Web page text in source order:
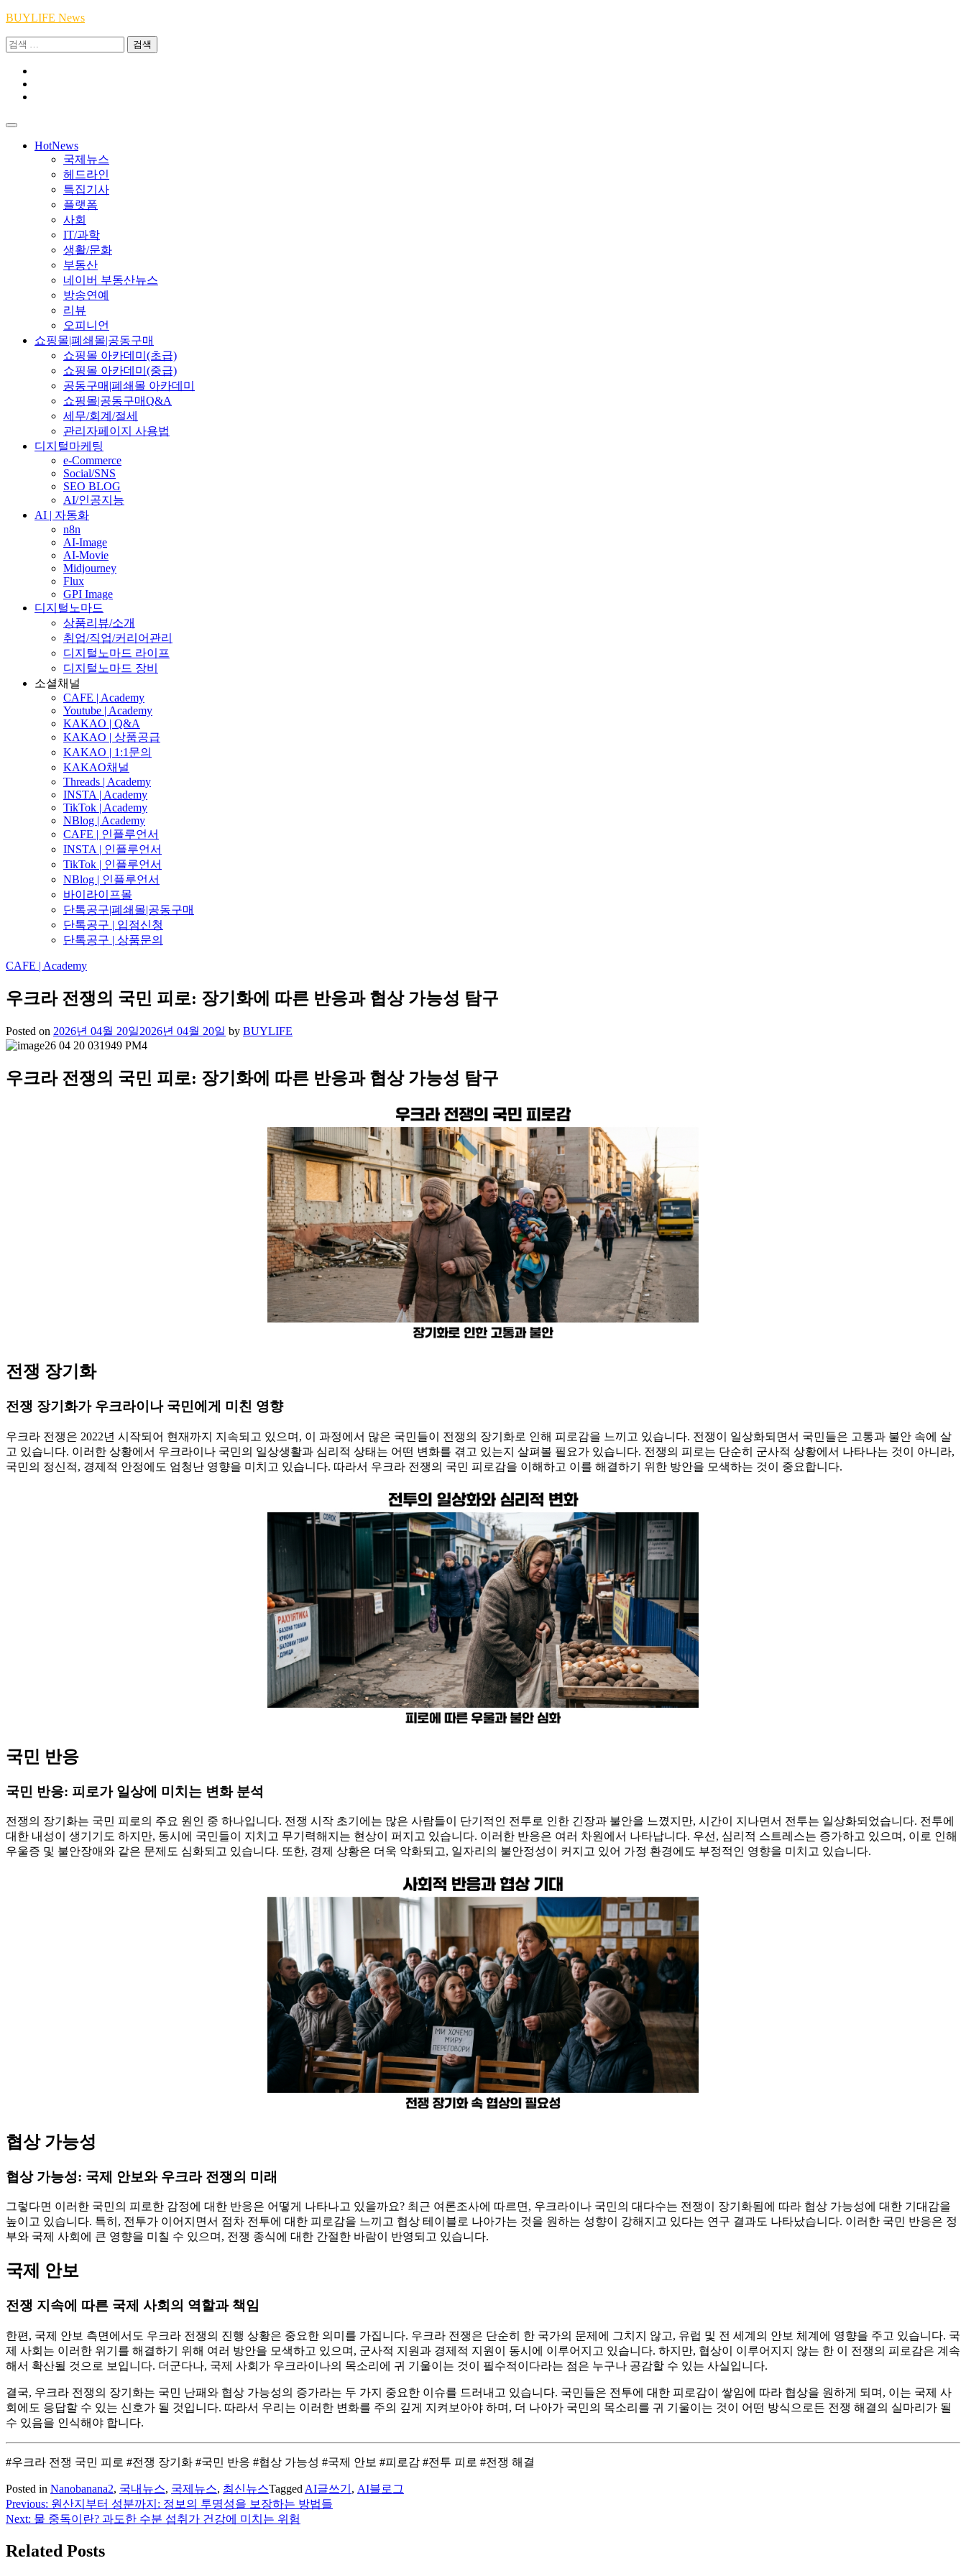
Skip
content
BUYLIFE News
검
HotNews
국제뉴스
헤드라인
특집기사
플랫폼
사회
IT/과학
생활/문화
부동산
네이버 부동산뉴스
방송연예
리뷰
오피니언
쇼핑몰|폐쇄몰|공동구매
쇼핑몰 아카데미(초급)
쇼핑몰 아카데미(중급)
공동구매|폐쇄몰 아카데미
쇼핑몰|공동구매Q&A
세무/회계/절세
관리자페이지 사용법
디지털마케팅
e-Commerce
Social/SNS
SEO BLOG
AI/인공지능
AI | 자동화
n8n
AI-Image
AI-Movie
Midjourney
Flux
GPI Image
디지털노마드
상품리뷰/소개
취업/직업/커리어관리
디지털노마드 라이프
디지털노마드 장비
소셜채널
CAFE | Academy
Youtube | Academy
KAKAO | Q&A
KAKAO | 상품공급
KAKAO | 1:1문의
KAKAO채널
Threads | Academy
INSTA | Academy
TikTok | Academy
NBlog | Academy
CAFE | 인플루언서
INSTA | 인플루언서
TikTok | 인플루언서
NBlog | 인플루언서
바이라이프몰
단톡공구|폐쇄몰|공동구매
단톡공구 | 입점신청
단톡공구 | 상품문의
CAFE | Academy
우크라 전쟁의 국민 피로: 장기화에 따른 반응과 협상 가능성 탐구
Posted on 2026년 04월 20일2026년 04월 20일 by BUYLIFE
우크라 전쟁의 국민 피로: 장기화에 따른 반응과 협상 가능성 탐구
전쟁 장기화
전쟁 장기화가 우크라이나 국민에게 미친 영향
우크라 전쟁은 2022년 시작되어 현재까지 지속되고 있으며, 이 과정에서 많은 국민들이 전쟁의 장기화로 인해 피로감을 느끼고 있습니다. 전쟁이 일상화되면서 국민들은 고통과 불안 속에 살
고 있습니다. 이러한 상황에서 우크라이나 국민의 일상생활과 심리적 상태는 어떤 변화를 겪고 있는지 살펴볼 필요가 있습니다. 전쟁의 피로는 단순히 군사적 상황에서 나타나는 것이 아니라,
국민의 정신적, 경제적 안정에도 엄청난 영향을 미치고 있습니다. 따라서 우크라 전쟁의 국민 피로감을 이해하고 이를 해결하기 위한 방안을 모색하는 것이 중요합니다.
국민 반응
국민 반응: 피로가 일상에 미치는 변화 분석
전쟁의 장기화는 국민 피로의 주요 원인 중 하나입니다. 전쟁 시작 초기에는 많은 사람들이 단기적인 전투로 인한 긴장과 불안을 느꼈지만, 시간이 지나면서 전투는 일상화되었습니다. 전투에
대한 내성이 생기기도 하지만, 동시에 국민들이 지치고 무기력해지는 현상이 퍼지고 있습니다. 이러한 반응은 여러 차원에서 나타납니다. 우선, 심리적 스트레스는 증가하고 있으며, 이로 인해
우울증 및 불안장애와 같은 문제도 심화되고 있습니다. 또한, 경제 상황은 더욱 악화되고, 일자리의 불안정성이 커지고 있어 가정 환경에도 부정적인 영향을 미치고 있습니다.
협상 가능성
협상 가능성: 국제 안보와 우크라 전쟁의 미래
그렇다면 이러한 국민의 피로한 감정에 대한 반응은 어떻게 나타나고 있을까요? 최근 여론조사에 따르면, 우크라이나 국민의 대다수는 전쟁이 장기화됨에 따라 협상 가능성에 대한 기대감을
높이고 있습니다. 특히, 전투가 이어지면서 점차 전투에 대한 피로감을 느끼고 협상 테이블로 나아가는 것을 원하는 성향이 강해지고 있다는 연구 결과도 나타났습니다. 이러한 국민 반응은 정
부와 국제 사회에 큰 영향을 미칠 수 있으며, 전쟁 종식에 대한 간절한 바람이 반영되고 있습니다.
국제 안보
전쟁 지속에 따른 국제 사회의 역할과 책임
한편, 국제 안보 측면에서도 우크라 전쟁의 진행 상황은 중요한 의미를 가집니다. 우크라 전쟁은 단순히 한 국가의 문제에 그치지 않고, 유럽 및 전 세계의 안보 체계에 영향을 주고 있습니다. 국
제 사회는 이러한 위기를 해결하기 위해 여러 방안을 모색하고 있으며, 군사적 지원과 경제적 지원이 동시에 이루어지고 있습니다. 하지만, 협상이 이루어지지 않는 한 이 전쟁의 피로감은 계속
해서 확산될 것으로 보입니다. 더군다나, 국제 사회가 우크라이나의 목소리에 귀 기울이는 것이 필수적이다라는 점은 누구나 공감할 수 있는 사실입니다.
결국, 우크라 전쟁의 장기화는 국민 난패와 협상 가능성의 증가라는 두 가지 중요한 이슈를 드러내고 있습니다. 국민들은 전투에 대한 피로감이 쌓임에 따라 협상을 원하게 되며, 이는 국제 사
회에도 응답할 수 있는 신호가 될 것입니다. 따라서 우리는 이러한 변화를 주의 깊게 지켜보아야 하며, 더 나아가 국민의 목소리를 귀 기울이는 것이 어떤 방식으로든 전쟁 해결의 실마리가 될
수 있음을 인식해야 합니다.
#우크라 전쟁 국민 피로 #전쟁 장기화 #국민 반응 #협상 가능성 #국제 안보 #피로감 #전투 피로 #전쟁 해결
Posted in Nanobanana2, 국내뉴스, 국제뉴스, 최신뉴스Tagged AI글쓰기 , AI블로그
글
탐
색
Previous: 원산지부터 성분까지: 정보의 투명성을 보장하는 방법들
Next: 물 중독이란? 과도한 수분 섭취가 건강에 미치는 위험
Related Posts